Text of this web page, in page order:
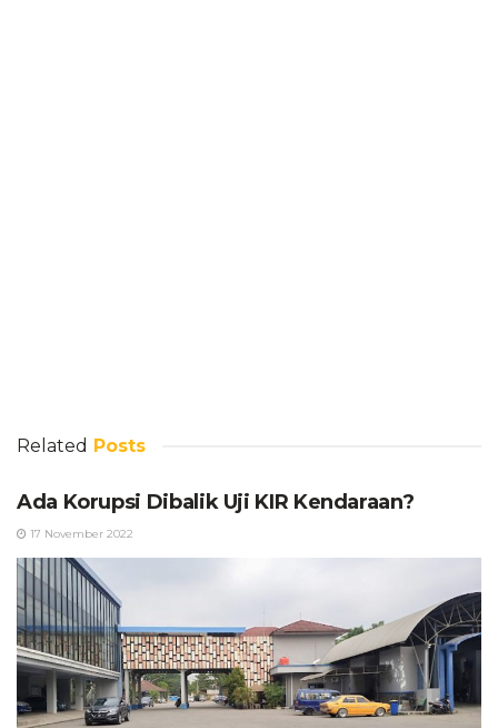
Related Posts
Ada Korupsi Dibalik Uji KIR Kendaraan?
17 November 2022